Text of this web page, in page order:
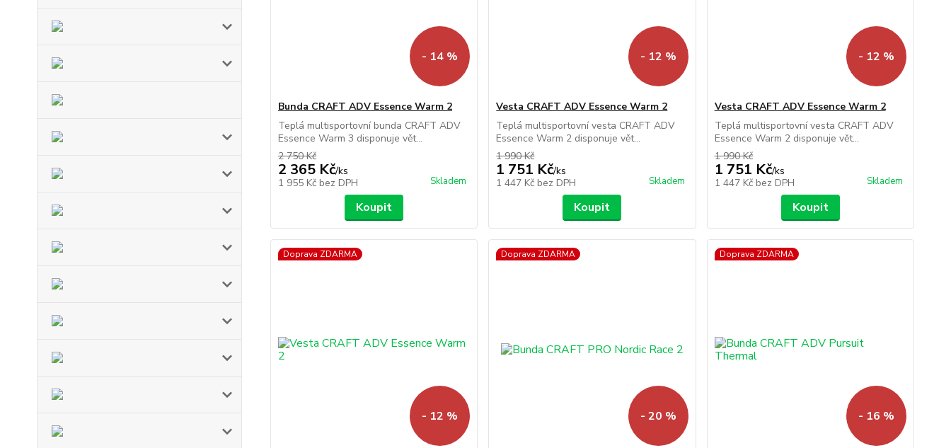
- 14 %
Bunda CRAFT ADV Essence Warm 2
Teplá multisportovní bunda CRAFT ADV
Essence Warm 3 disponuje vět...
2 750 Kč
2 365 Kč/ks
1 955 Kč bez DPH Skladem
Koupit
- 12 %
Vesta CRAFT ADV Essence Warm 2
Teplá multisportovní vesta CRAFT ADV
Essence Warm 2 disponuje vět...
1 990 Kč
1 751 Kč/ks
1 447 Kč bez DPH Skladem
Koupit
- 12 %
Vesta CRAFT ADV Essence Warm 2
Teplá multisportovní vesta CRAFT ADV
Essence Warm 2 disponuje vět...
1 990 Kč
1 751 Kč/ks
1 447 Kč bez DPH Skladem
Koupit
Doprava ZDARMA
- 12 %
Doprava ZDARMA
- 20 %
Doprava ZDARMA
- 16 %